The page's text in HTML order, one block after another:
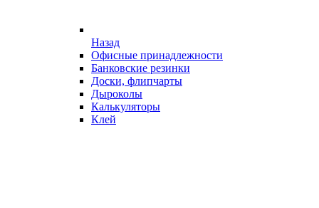
Назад
Офисные принадлежности
Банковские резинки
Доски, флипчарты
Дыроколы
Калькуляторы
Клей